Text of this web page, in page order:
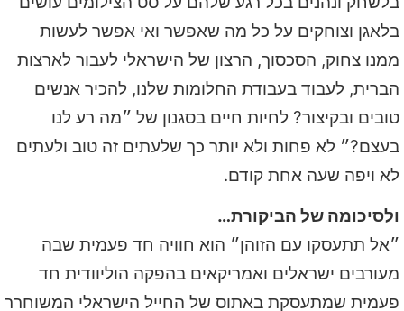
בלאגן וצוחקים על כל מה שאפשר ואי אפשר לעשות
ממנו צחוק, הסכסוך, הרצון של הישראלי לעבור לארצות
הברית, לעבוד בעבודת החלומות שלנו, להכיר אנשים
טובים ובקיצור? לחיות חיים בסגנון של ״מה רע לנו
בעצם?״ לא פחות ולא יותר כך שלעתים זה טוב ולעתים
לא ויפה שעה אחת קודם.
ולסיכומה של הביקורת…
״אל תתעסקו עם הזוהן״ הוא חוויה חד פעמית שבה
מעורבים ישראלים ואמריקאים בהפקה הוליוודית חד
פעמית שמתעסקת באתוס של החייל הישראלי המשוחרר